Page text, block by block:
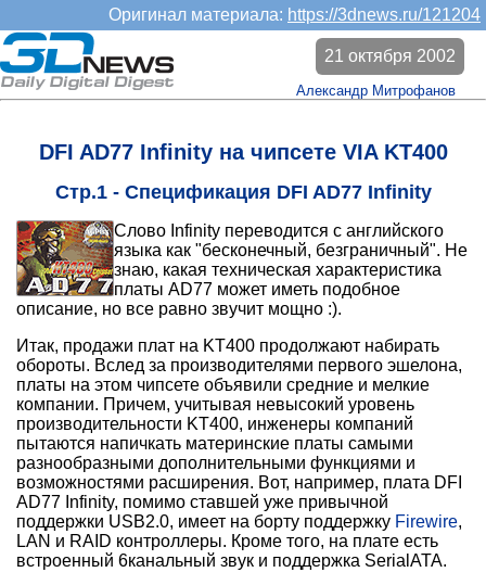
Оригинал материала: https://3dnews.ru/121204
DFI AD77 Infinity на чипсете VIA KT400
21 октября 2002
Александр Митрофанов
Стр.1 - Спецификация DFI AD77 Infinity
Слово Infinity переводится с английского
языка как "бесконечный, безграничный". Не
знаю, какая техническая характеристика
платы AD77 может иметь подобное
описание, но все равно звучит мощно :).
Итак, продажи плат на KT400 продолжают набирать
обороты. Вслед за производителями первого эшелона,
платы на этом чипсете объявили средние и мелкие
компании. Причем, учитывая невысокий уровень
производительности KT400, инженеры компаний
пытаются напичкать материнские платы самыми
разнообразными дополнительными функциями и
возможностями расширения. Вот, например, плата DFI
AD77 Infinity, помимо ставшей уже привычной
поддержки USB2.0, имеет на борту поддержку Firewire,
LAN и RAID контроллеры. Кроме того, на плате есть
встроенный 6канальный звук и поддержка SerialATA.